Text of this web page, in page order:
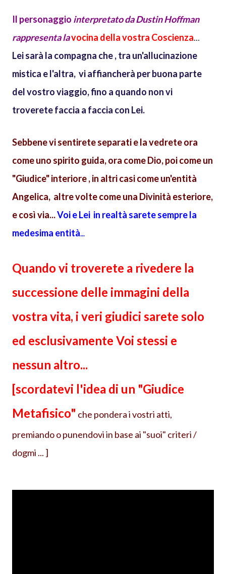
Il personaggio interpretato da Dustin Hoffman
rappresenta lavocina della vostra Coscienza...
Lei sarà la compagna che , tra un'allucinazione
mistica e l'altra, vi affiancherà per buona parte
del vostro viaggio, fino a quando non vi
troverete faccia a faccia con Lei.
Sebbene vi sentirete separati e la vedrete ora
come uno spirito guida, ora come Dio, poi come un
"Giudice" interiore ,in altri casi come un'entità
Angelica, altre voltecome una Divinità esteriore,
e così via...Voi e Lei in realtà sarete sempre la
medesima entità...
Quando vi troverete a rivedere la
successione delle immagini della
vostra vita, i veri giudici sarete solo
ed esclusivamente Voi stessi e
nessun altro...
[scordatevi l'idea di un "Giudice
Metafisico" che pondera i vostri atti,
premiando o punendovi in base ai "suoi" criteri /
dogmi ... ]